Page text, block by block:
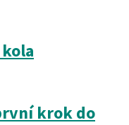
krok do